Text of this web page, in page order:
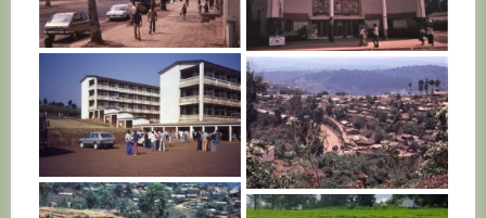
R. D. CONGO
R. D. CONGO
R. D. CONGO